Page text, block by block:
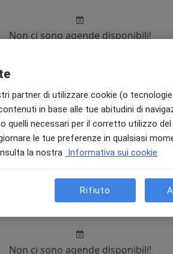
Non ci sono agende disponibili!
Sab, Dom,
Non ci sono agende disponibili!
partner di utilizzare cookie (o
in base alle tue abitudini di
quelli necessari per il corretto utilizzo
le tue preferenze in qualsiasi
la nostra Informativa sui cookie
Rifiuto